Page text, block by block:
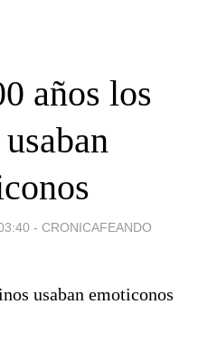
años los
- CRONICAFEANDO